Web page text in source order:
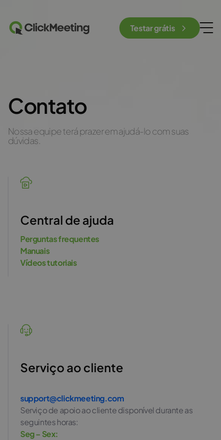
Testar grátis
Contato
Nossa equipe terá prazer em ajudá-lo com suas
dúvidas.
Central de ajuda
Perguntas frequentes
Manuais
Vídeos tutoriais
Serviço ao cliente
support@clickmeeting.com
Serviço de apoio ao cliente disponível durante as
seguintes horas:
Seg – Sex: